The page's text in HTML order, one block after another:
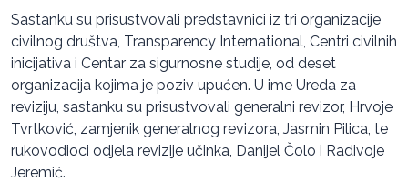
Sastanku su prisustvovali predstavnici iz tri organizacije
civilnog društva, Transparency International, Centri civilnih
inicijativa i Centar za sigurnosne studije, od deset
organizacija kojima je poziv upućen. U ime Ureda za
reviziju, sastanku su prisustvovali generalni revizor, Hrvoje
Tvrtković, zamjenik generalnog revizora, Jasmin Pilica, te
rukovodioci odjela revizije učinka, Danijel Čolo i Radivoje
Jeremić.